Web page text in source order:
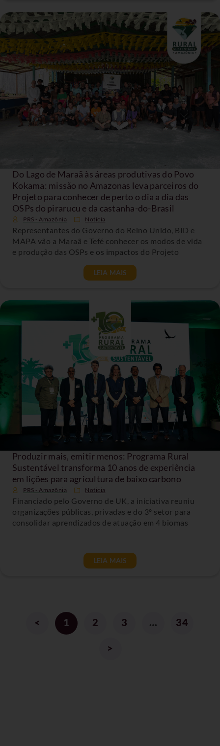
Do Lago de Maraã às áreas produtivas do Povo
Kokama: missão no Amazonas leva parceiros do
Projeto para conhecer de perto o dia a dia das
OSPs do pirarucu e da castanha-do-Brasil
PRS - Amazônia Noticia
Representantes do Governo do Reino Unido, BID e
MAPA vão a Maraã e Tefé conhecer os modos de vida
e produção das OSPs e os impactos do Projeto
LEIA MAIS
Produzir mais, emitir menos: Programa Rural
Sustentável transforma 10 anos de experiência
em lições para agricultura de baixo carbono
PRS - Amazônia Noticia
Financiado pelo Governo de UK, a iniciativa reuniu
organizações públicas, privadas e do 3º setor para
consolidar aprendizados de atuação em 4 biomas
LEIA MAIS
< 1 2 3 … 34
>